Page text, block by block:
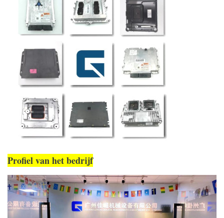
Profiel van het bedrijf